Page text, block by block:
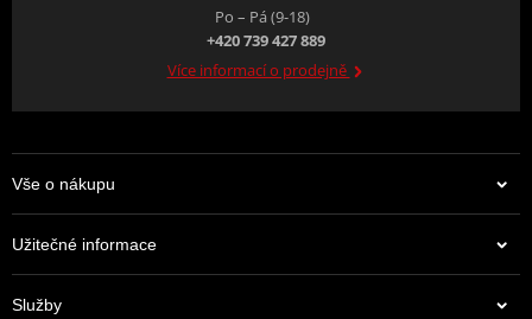
Po – Pá (9-18)
+420 739 427 889
Více informací o prodejně
Vše o nákupu
Užitečné informace
Služby